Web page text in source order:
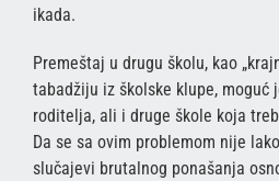
ikada.
Premeštaj u drugu školu, kao
tabadžiju iz školske klupe, moguć
roditelja, ali i druge škole koja
Da se sa ovim problemom nije
slučajevi brutalnog ponašanja